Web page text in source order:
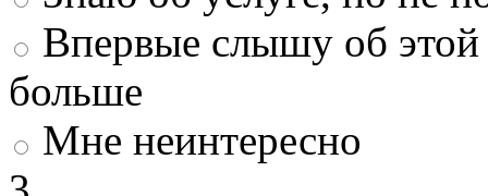
Впервые слышу об этой
больше
Мне неинтересно